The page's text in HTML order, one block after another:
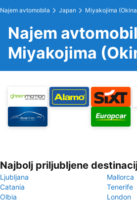
Najem avtomobila Japan Miyakojima
Najem
Miyakojima
Najbolj priljubljene
Ljubljana
Mallorca
Catania
Tenerife
Olbia
London